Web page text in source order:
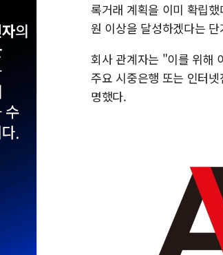
록거래 계획을 이미 확립
원 이상을 달성하겠다는
회사 관계자는 "이를 위해
주요 시중은행 또는 인터
명했다.